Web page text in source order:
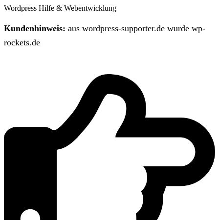
Wordpress Hilfe & Webentwicklung
Kundenhinweis: aus wordpress-supporter.de wurde wp-
rockets.de